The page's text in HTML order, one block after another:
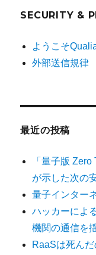
SECURITY &
ようこそ
外部送信規律
最近の投稿
「量子版
が示した次の
量子インター
ハッカーによ
機関の通信を
RaaSは死ん